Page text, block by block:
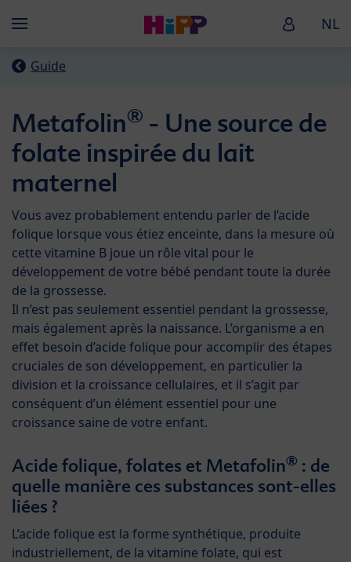
Menü HiPP NL
Guide
Metafolin® - Une source de
folate inspirée du lait
maternel
Vous avez probablement entendu parler de l’acide
folique lorsque vous étiez enceinte, dans la mesure où
cette vitamine B joue un rôle vital pour le
développement de votre bébé pendant toute la durée
de la grossesse.
Il n’est pas seulement essentiel pendant la grossesse,
mais également après la naissance. L’organisme a en
effet besoin d’acide folique pour accomplir des étapes
cruciales de son développement, en particulier la
division et la croissance cellulaires, et il s’agit par
conséquent d’un élément essentiel pour une
croissance saine de votre enfant.
Acide folique, folates et Metafolin® : de
quelle manière ces substances sont-elles
liées ?
L’acide folique est la forme synthétique, produite
industriellement, de la vitamine folate, qui est